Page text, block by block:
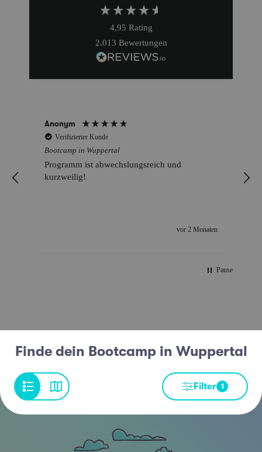
4,95 Rating
2.013 Bewertungen
Anonym
Verifizierter Kunde
Bootcamp in Wuppertal
Programm ist abwechslungsreich und
kurzweilig!
vor 2 Monaten
Pause
Finde dein Bootcamp in Wuppertal
Filter 1